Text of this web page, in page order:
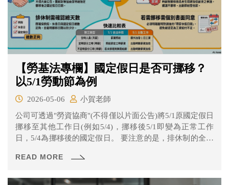
【勞基法專欄】國定假日是否可挪移？
以5/1勞動節為例
2026-05-06
小賀老師
公司可透過"勞資協商"(不得僅以片面公告)將5/1原國定假日
挪移至其他工作日(例如5/4)，挪移後5/1即變為正常工作
日，5/4為挪移後的國定假日。 要注意的是，排休制的全時
假日)，應確明挪移後的國定假日日期，以避免少計休假天
READ MORE